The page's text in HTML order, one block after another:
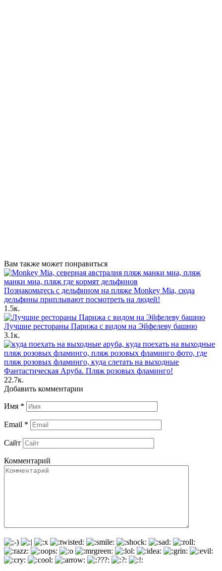
Вам также может понравиться
Познакомьтесь с дельфином на пляже Monkey Mia, сюда
дельфины приплывают посмотреть на людей!
1.5к.
Лучшие рестораны Парижа с видом на Эйфелеву башню
3.1к.
Фантастическая Аруба. Пляж розовых фламинго!
22.7к.
Добавить комментарии
Имя *
Email *
Сайт
Комментарий